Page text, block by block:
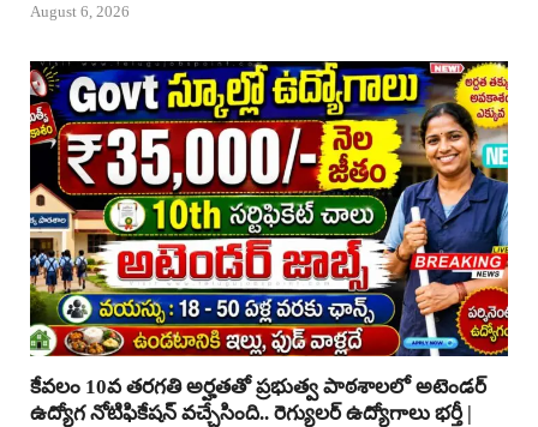
August 6, 2026
కేవలం 10వ తరగతి అర్హతతో ప్రభుత్వ పాఠశాలలో అటెండర్
ఉద్యోగ నోటిఫికేషన్ వచ్చేసింది.. రెగ్యులర్ ఉద్యోగాలు భర్తీ |